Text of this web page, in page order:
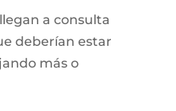
a consulta
deberían estar
más o